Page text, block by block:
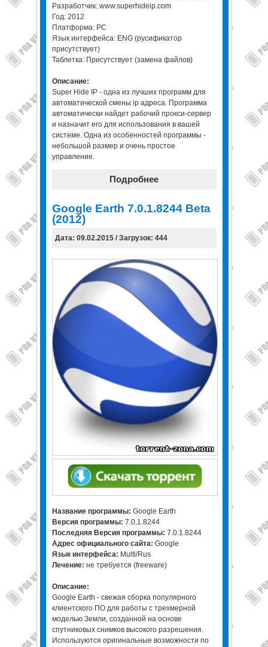
Разработчик: www.superhideip.com
Год: 2012
Платформа: PC
Язык интерфейса: ENG (русификатор
присутствует)
Таблетка: Присутствует (замена файлов)
Описание:
Super Hide IP - одна из лучших программ для
автоматической смены ip адреса. Программа
автоматически найдет рабочий прокси-сервер
и назначит его для использования в вашей
системе. Одна из особенностей программы -
небольшой размер и очень простое
управление.
Подробнее
Google Earth 7.0.1.8244 Beta
(2012)
Дата: 09.02.2015 / Загрузок: 444
Название программы: Google Earth
Версия программы: 7.0.1.8244
Последняя Версия программы: 7.0.1.8244
Адрес официального сайта: Google
Язык интерфейса: Multi/Rus
Лечение: не требуется (freeware)
Описание:
Google Earth - свежая сборка популярного
клиентского ПО для работы с трехмерной
моделью Земли, созданной на основе
спутниковых снимков высокого разрешения.
Используются оригинальные возможности по